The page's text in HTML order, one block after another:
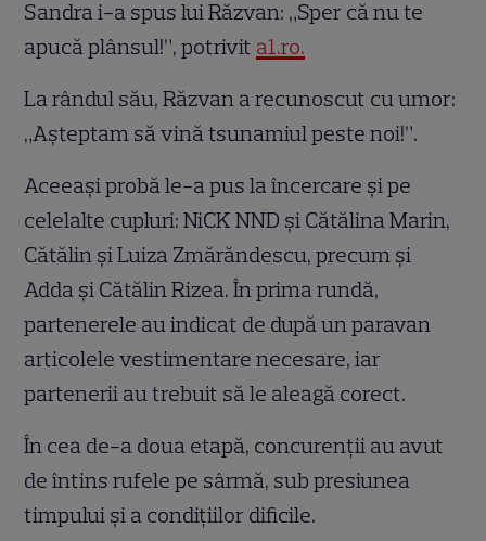
Sandra i-a spus lui Răzvan: „Sper că nu te
apucă plânsul!”, potrivit a1.ro.
La rândul său, Răzvan a recunoscut cu umor:
„Așteptam să vină tsunamiul peste noi!”.
Aceeași probă le-a pus la încercare și pe
celelalte cupluri: NiCK NND și Cătălina Marin,
Cătălin și Luiza Zmărăndescu, precum și
Adda și Cătălin Rizea. În prima rundă,
partenerele au indicat de după un paravan
articolele vestimentare necesare, iar
partenerii au trebuit să le aleagă corect.
În cea de-a doua etapă, concurenții au avut
de întins rufele pe sârmă, sub presiunea
timpului și a condițiilor dificile.